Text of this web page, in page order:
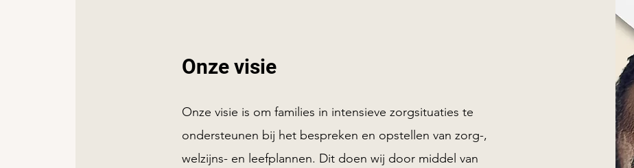
Onze visie
Onze visie is om families in intensieve zorgsituaties te
ondersteunen bij het bespreken en opstellen van zorg-,
welzijns- en leefplannen. Dit doen wij door middel van